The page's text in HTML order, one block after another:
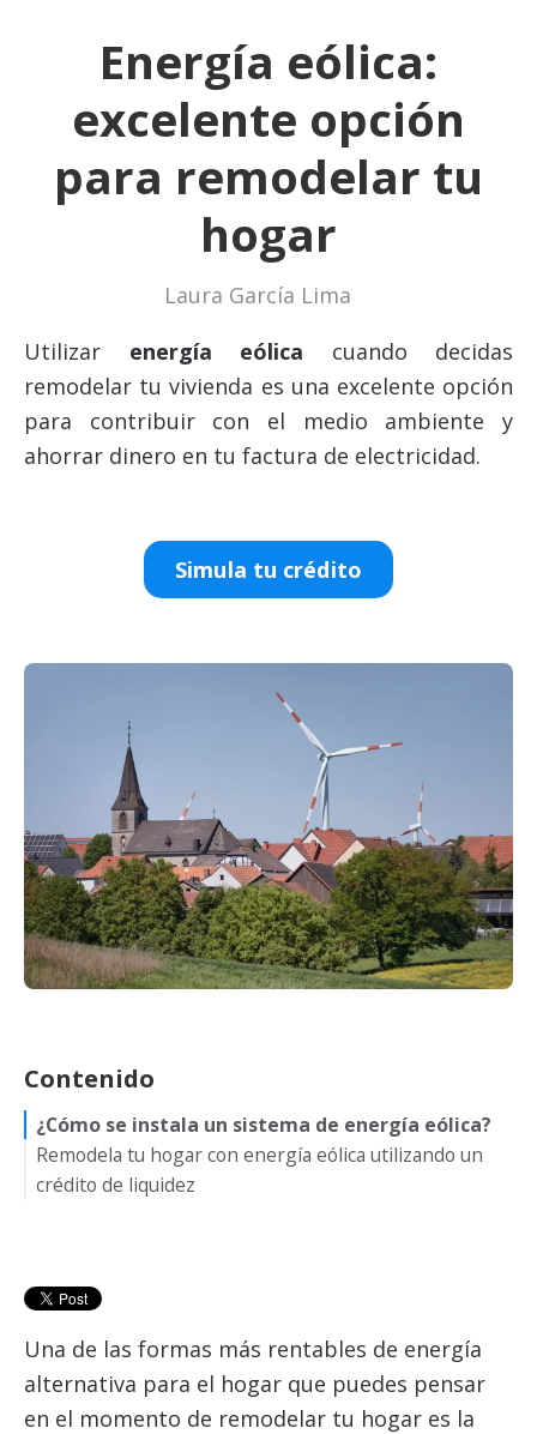
Energía eólica:
excelente opción
para remodelar tu
hogar
Laura García Lima
Utilizar energía eólica cuando decidas
remodelar tu vivienda es una excelente opción
para contribuir con el medio ambiente y
ahorrar dinero en tu factura de electricidad.
Simula tu crédito
Contenido
¿Cómo se instala un sistema de energía eólica?
Remodela tu hogar con energía eólica utilizando un
crédito de liquidez
Una de las formas más rentables de energía
alternativa para el hogar que puedes pensar
en el momento de remodelar tu hogar es la